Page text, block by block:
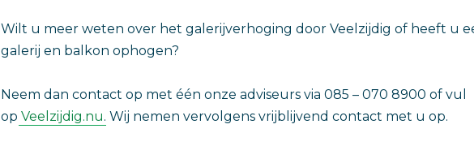
Wilt u meer weten over het galerijverhoging door Veelzijdig of heeft u
galerij en balkon ophogen?
Neem dan contact op met één onze adviseurs via 085 – 070 8900 of
op Veelzijdig.nu. Wij nemen vervolgens vrijblijvend contact met u op.